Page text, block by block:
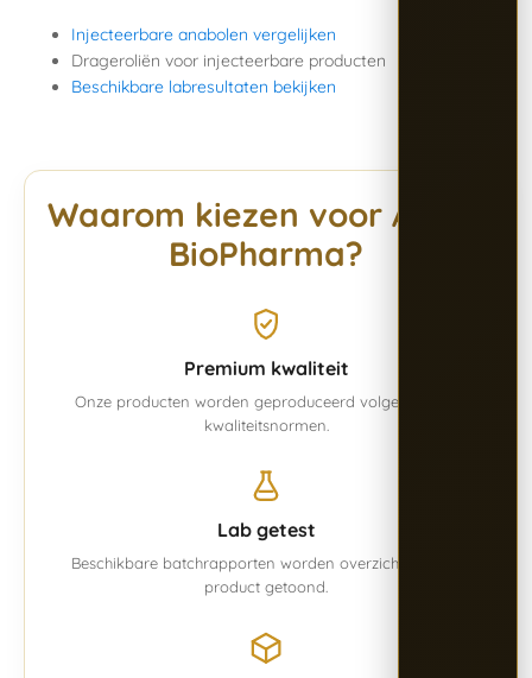
Injecteerbare anabolen vergelijken
Drageroliën voor injecteerbare producten
Beschikbare labresultaten bekijken
Waarom kiezen voor Alpha
BioPharma?
Premium kwaliteit
Onze producten worden geproduceerd volgens vaste
kwaliteitsnormen.
Lab getest
Beschikbare batchrapporten worden overzichtelijk per
product getoond.